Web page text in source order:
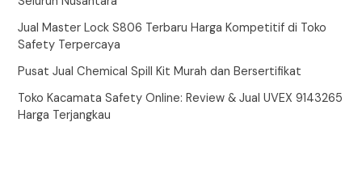
Jual Master Lock S806 Terbaru Harga Kompetitif di Toko
Safety Terpercaya
Pusat Jual Chemical Spill Kit Murah dan Bersertifikat
Toko Kacamata Safety Online: Review & Jual UVEX 9143265
Harga Terjangkau